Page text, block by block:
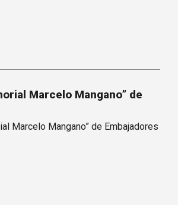
Marcelo Mangano” de